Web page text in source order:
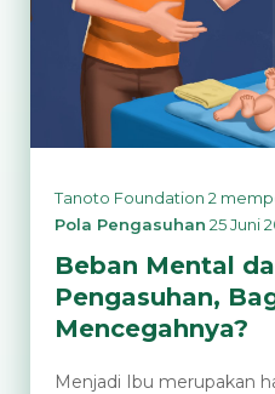
Tanoto Foundation 2
Pola Pengasuhan 25 Juni
Beban Mental
Pengasuhan,
Mencegahnya?
Menjadi Ibu merupakan